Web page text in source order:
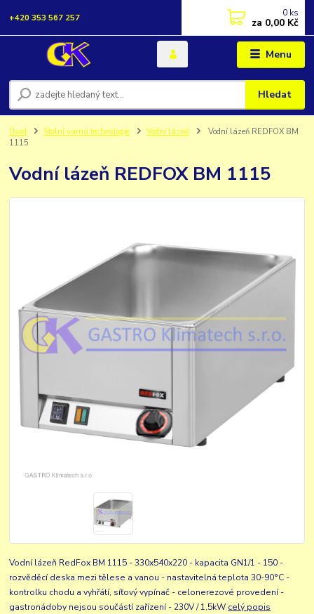
Menu
Hledat
+420 353 567 257 0 ks
za 0,00 Kč
Úvod Stolní varná technologie Vodní lázně
Vodní lázeň REDFOX BM
1115
Vodní lázeň REDFOX BM 1115
Vodní lázeň RedFox BM 1115 - 330x540x220 - kapacita GN1/1 - 150 -
rozvěděcí deska mezi tělese a vanou - nastavitelná teplota 30-90°C -
kontrolku chodu a vyhřátí, síťový vypínač - celonerezové provedení -
gastronádoby nejsou součástí zařízení - 230V / 1,5kW celý popis